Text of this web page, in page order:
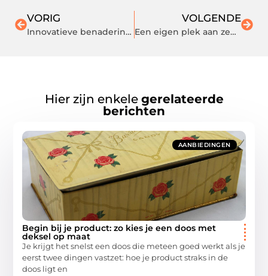
VORIG
Innovatieve benadering van complexe sloopprojecten
VOLGENDE
Een eigen plek aan zee: zo voelt noord-holland pas echt als vakantie
Hier zijn enkele gerelateerde
berichten
AANBIEDINGEN
Begin bij je product: zo kies je een doos met
deksel op maat
Je krijgt het snelst een doos die meteen goed werkt als je
eerst twee dingen vastzet: hoe je product straks in de
doos ligt en